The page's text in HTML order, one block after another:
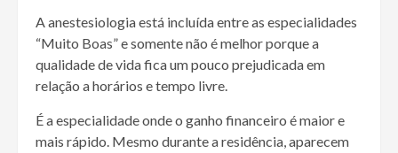
A anestesiologia está incluída entre as especialidades
“Muito Boas” e somente não é melhor porque a
qualidade de vida fica um pouco prejudicada em
relação a horários e tempo livre.
É a especialidade onde o ganho financeiro é maior e
mais rápido. Mesmo durante a residência, aparecem